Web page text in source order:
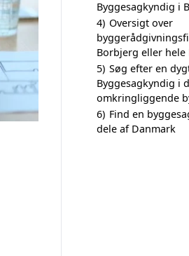
Byggesagkyndig i
4) Oversigt over
Borbjerg eller hele
5) Søg efter en
Byggesagkyndig i
omkringliggende
6) Find en
dele af Danmark